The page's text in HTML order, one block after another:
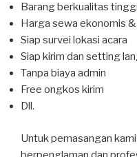
Barang berkualitas tinggi
Harga sewa ekonomis
Siap survei lokasi acara
Siap kirim dan setting
Tanpa biaya admin
Free ongkos kirim
Dll.
Untuk pemasangan